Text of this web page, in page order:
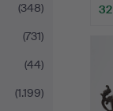
(348)
(731)
(44)
(1.199)